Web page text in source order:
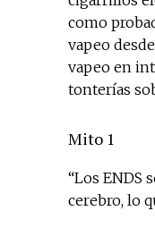
como
vapeo
vapeo en
tonterías
Mito 1
“Los ENDS
cerebro, lo